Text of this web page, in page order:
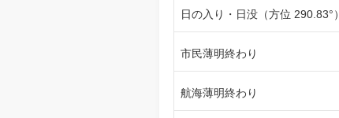
日の入り・日没（方位 290.83°）
市民薄明終わり
航海薄明終わり